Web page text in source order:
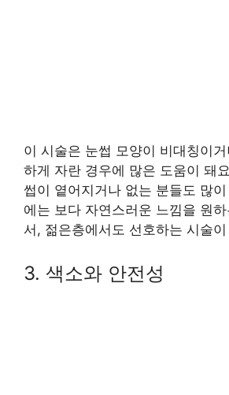
이 시술은 눈썹 모양이 비대칭이
하게 자란 경우에 많은 도움이 돼
썹이 옅어지거나 없는 분들도 많
에는 보다 자연스러운 느낌을 원
서, 젊은층에서도 선호하는 시술
3. 색소와 안전성